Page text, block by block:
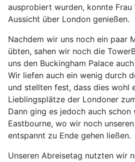
ausprobiert wurden, konnte Frau
Aussicht über London genießen.
Nachdem wir uns noch ein paar
übten, sahen wir noch die
uns den Buckingham Palace
Wir liefen auch ein wenig durch
und stellten fest, dass dies wohl
Lieblingsplätze der Londoner
Dann ging es jedoch auch
Eastbourne, wo wir noch
entspannt zu Ende gehen ließen.
Unseren Abreisetag nutzten wir